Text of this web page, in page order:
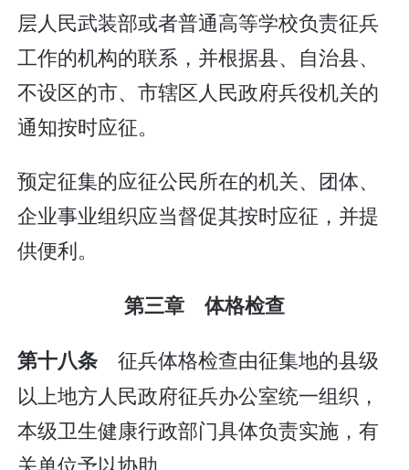
层人民武装部或者普通高等学校负责征兵
工作的机构的联系，并根据县、自治县、
不设区的市、市辖区人民政府兵役机关的
通知按时应征。
预定征集的应征公民所在的机关、团体、
企业事业组织应当督促其按时应征，并提
供便利。
第三章 体格检查
第十八条 征兵体格检查由征集地的县级
以上地方人民政府征兵办公室统一组织，
本级卫生健康行政部门具体负责实施，有